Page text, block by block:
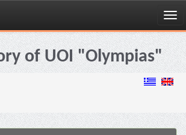
of UOI "Olympias"